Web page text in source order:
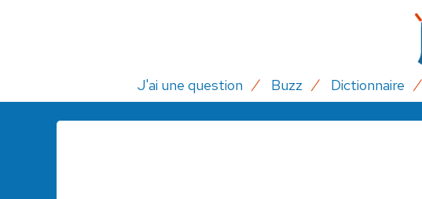
J'ai une question Buzz Dictionnaire